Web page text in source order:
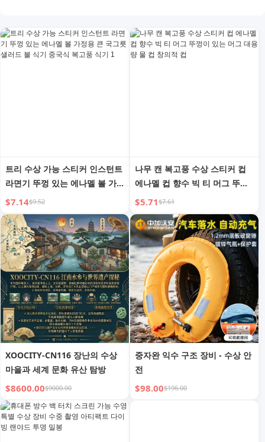
트리 수상 가능 스티커 인스턴트
라면기 뚜껑 있는 에나멜 볼 가
정용 큰 국그릇 샐러드 볼 식기
중국식 복고풍 식기 1
$7.14$9.52
나무 캔 복고풍 수상 스티커 컵
에나멜 컵 향수 빅 티 머그 뚜껑
이 있는 머그 대용량 물 컵 창의
적 컵
$5.71$7.61
XOOCITY-CN116 장난의 수상
마을과 세계 문화 유산 탐방
$8600.00$9000.00
중자완 익수 구조 장비 - 수상 안
전
$98.00$196.00